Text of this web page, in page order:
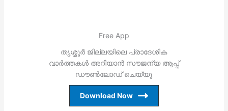
Free App
തൃശ്ശൂര്‍ ജില്ലയിലെ പ്രാദേശിക
വാര്‍ത്തകള്‍ അറിയാന്‍ സൗജന്യ ആപ്പ്
ഡൗണ്‍ലോഡ് ചെയ്യൂ
Download Now